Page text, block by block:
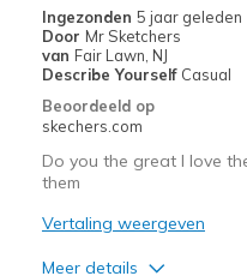
Ingezonden 5 jaar geleden
Door Mr Sketchers
van Fair Lawn, NJ
Describe Yourself Casual
Beoordeeld op
skechers.com
Do you the great I love
them
Vertaling weergeven
Meer details